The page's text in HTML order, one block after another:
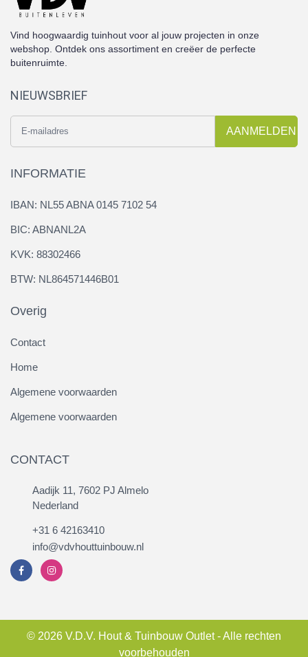
Vind hoogwaardig tuinhout voor al jouw projecten in onze
webshop. Ontdek ons assortiment en creëer de perfecte
buitenruimte.
NIEUWSBRIEF
AANMELDEN
INFORMATIE
IBAN: NL55 ABNA 0145 7102 54
BIC: ABNANL2A
KVK: 88302466
BTW: NL864571446B01
Overig
Contact
Home
Algemene voorwaarden
Algemene voorwaarden
CONTACT
Aadijk 11, 7602 PJ Almelo
Nederland
+31 6 42163410
info@vdvhouttuinbouw.nl
© 2026 V.D.V. Hout & Tuinbouw Outlet - Alle rechten
voorbehouden